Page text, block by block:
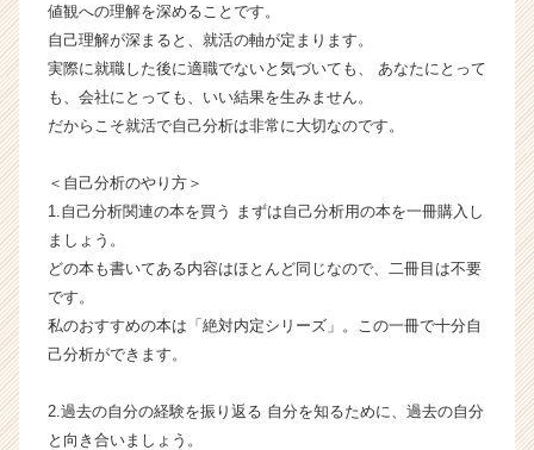
成
長
企
業
か
ウ
が
く
サ
イ
値観への理解を深めることです。
自己理解が深まると、就活の軸が定まります。
実際に就職した後に適職でないと気づいても、 あなたにとって
も、会社にとっても、いい結果を生みません。
だからこそ就活で自己分析は非常に大切なのです。
＜自己分析のやり方＞
1.自己分析関連の本を買う まずは自己分析用の本を一冊購入し
ましょう。
どの本も書いてある内容はほとんど同じなので、二冊目は不要
です。
私のおすすめの本は「絶対内定シリーズ」。この一冊で十分自
己分析ができます。
2.過去の自分の経験を振り返る 自分を知るために、過去の自分
と向き合いましょう。